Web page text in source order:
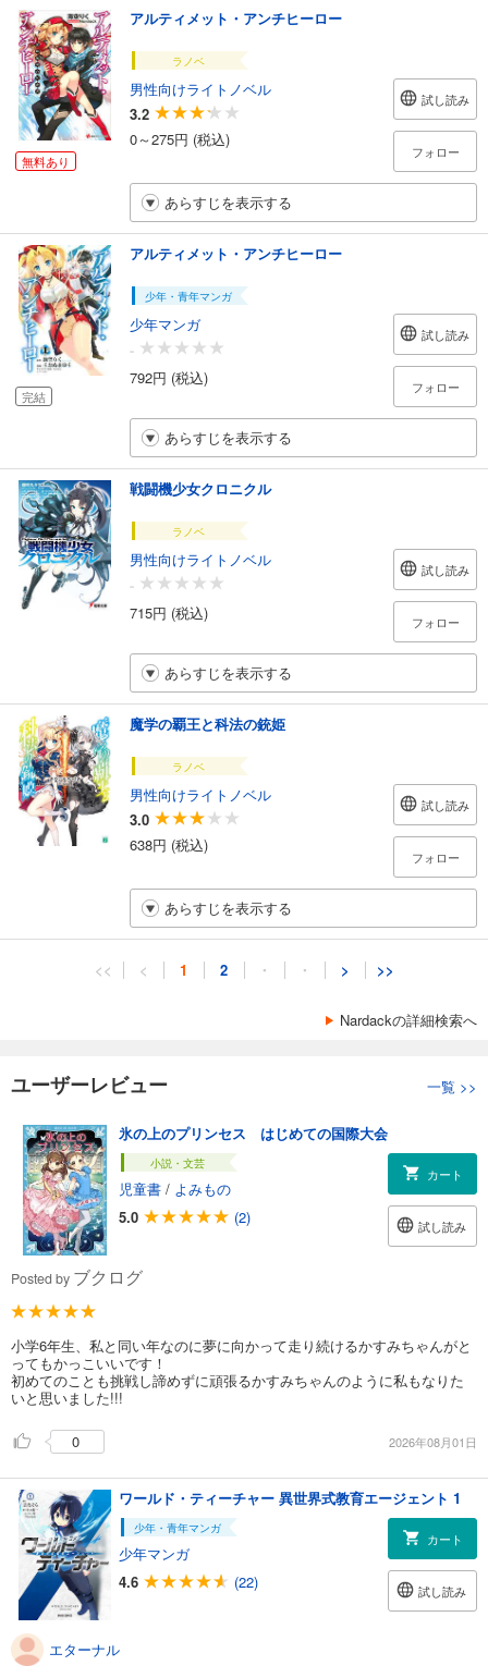
無料あり
アルティメット・アンチヒーロー
ラノベ
男性向けライトノベル
3.2
0～275円 (税込)
試し読み
フォロー
あらすじを表示する
完結
アルティメット・アンチヒーロー
少年・青年マンガ
少年マンガ
-
792円 (税込)
試し読み
フォロー
あらすじを表示する
戦闘機少女クロニクル
ラノベ
男性向けライトノベル
-
715円 (税込)
試し読み
フォロー
あらすじを表示する
魔学の覇王と科法の銃姫
ラノベ
男性向けライトノベル
3.0
638円 (税込)
試し読み
フォロー
あらすじを表示する
<< < 1 2 ・ ・ > >>
Nardackの詳細検索へ
ユーザーレビュー 一覧 >>
氷の上のプリンセス はじめての国際大会
小説・文芸
児童書 / よみもの
5.0
(2)
カート
試し読み
Posted by ブクログ
小学6年生、私と同い年なのに夢に向かって走り続けるかすみちゃんがと
ってもかっこいいです！
初めてのことも挑戦し諦めずに頑張るかすみちゃんのように私もなりた
いと思いました!!!
0 2026年08月01日
ワールド・ティーチャー 異世界式教育エージェント 1
少年・青年マンガ
少年マンガ
4.6
(22)
カート
試し読み
エターナル